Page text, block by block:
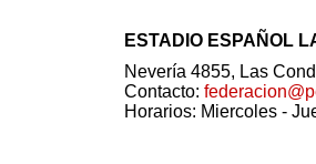
ESTADIO ESPAÑOL
Nevería 4855, Las
Contacto:
Horarios: Miercoles -